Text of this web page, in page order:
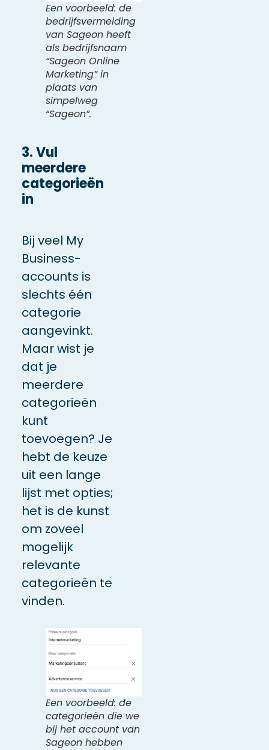
Een voorbeeld: de
bedrijfsvermelding
van Sageon heeft
als bedrijfsnaam
“Sageon Online
Marketing” in
plaats van
simpelweg
“Sageon”.
3. Vul
meerdere
categorieën
in
Bij veel My
Business-
accounts is
slechts één
categorie
aangevinkt.
Maar wist je
dat je
meerdere
categorieën
kunt
toevoegen? Je
hebt de keuze
uit een lange
lijst met opties;
het is de kunst
om zoveel
mogelijk
relevante
categorieën te
vinden.
Een voorbeeld: de
categorieën die we
bij het account van
Sageon hebben